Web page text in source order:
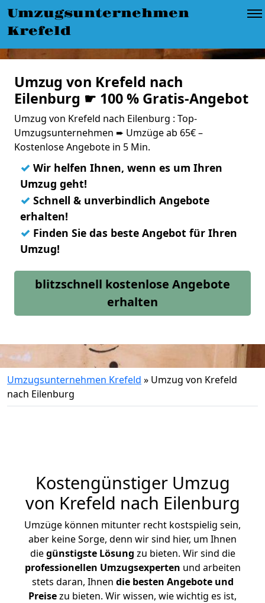
Umzugsunternehmen
Krefeld
Umzug von Krefeld nach
Eilenburg ☛ 100 % Gratis-Angebot
Umzug von Krefeld nach Eilenburg : Top-
Umzugsunternehmen ➨ Umzüge ab 65€ –
Kostenlose Angebote in 5 Min.
✓ Wir helfen Ihnen, wenn es um Ihren
Umzug geht!
✓ Schnell & unverbindlich Angebote
erhalten!
✓ Finden Sie das beste Angebot für Ihren
Umzug!
blitzschnell kostenlose Angebote
erhalten
Umzugsunternehmen Krefeld » Umzug von Krefeld
nach Eilenburg
Kostengünstiger Umzug
von Krefeld nach Eilenburg
Umzüge können mitunter recht kostspielig sein,
aber keine Sorge, denn wir sind hier, um Ihnen
diegünstigste Lösung zu bieten. Wir sind die
professionellen Umzugsexperten und arbeiten
stets daran, Ihnen die besten Angebote und
Preisezu bieten. Wir wissen, wie wichtig es ist,